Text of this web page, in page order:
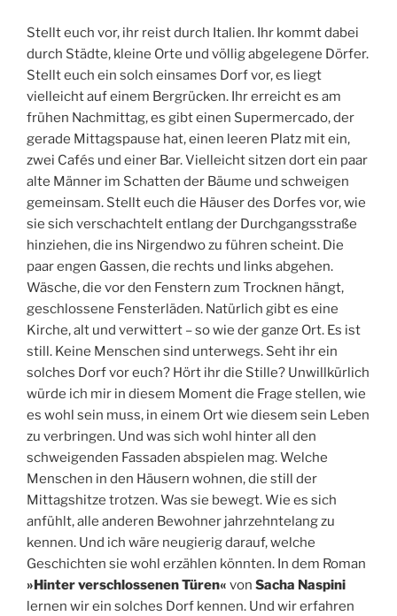
Stellt euch vor, ihr reist durch Italien. Ihr kommt dabei
durch Städte, kleine Orte und völlig abgelegene Dörfer.
Stellt euch ein solch einsames Dorf vor, es liegt
vielleicht auf einem Bergrücken. Ihr erreicht es am
frühen Nachmittag, es gibt einen Supermercado, der
gerade Mittagspause hat, einen leeren Platz mit ein,
zwei Cafés und einer Bar. Vielleicht sitzen dort ein paar
alte Männer im Schatten der Bäume und schweigen
gemeinsam. Stellt euch die Häuser des Dorfes vor, wie
sie sich verschachtelt entlang der Durchgangsstraße
hinziehen, die ins Nirgendwo zu führen scheint. Die
paar engen Gassen, die rechts und links abgehen.
Wäsche, die vor den Fenstern zum Trocknen hängt,
geschlossene Fensterläden. Natürlich gibt es eine
Kirche, alt und verwittert – so wie der ganze Ort. Es ist
still. Keine Menschen sind unterwegs. Seht ihr ein
solches Dorf vor euch? Hört ihr die Stille? Unwillkürlich
würde ich mir in diesem Moment die Frage stellen, wie
es wohl sein muss, in einem Ort wie diesem sein Leben
zu verbringen. Und was sich wohl hinter all den
schweigenden Fassaden abspielen mag. Welche
Menschen in den Häusern wohnen, die still der
Mittagshitze trotzen. Was sie bewegt. Wie es sich
anfühlt, alle anderen Bewohner jahrzehntelang zu
kennen. Und ich wäre neugierig darauf, welche
Geschichten sie wohl erzählen könnten. In dem Roman
»Hinter verschlossenen Türen« von Sacha Naspini
lernen wir ein solches Dorf kennen. Und wir erfahren